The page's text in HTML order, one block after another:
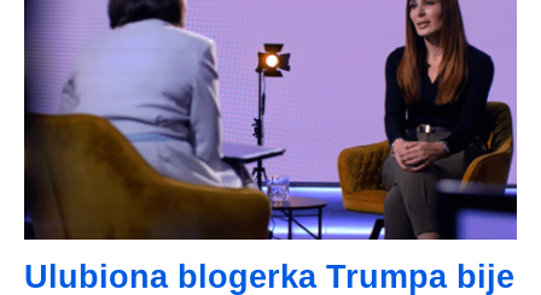
Ulubiona blogerka Trumpa bije